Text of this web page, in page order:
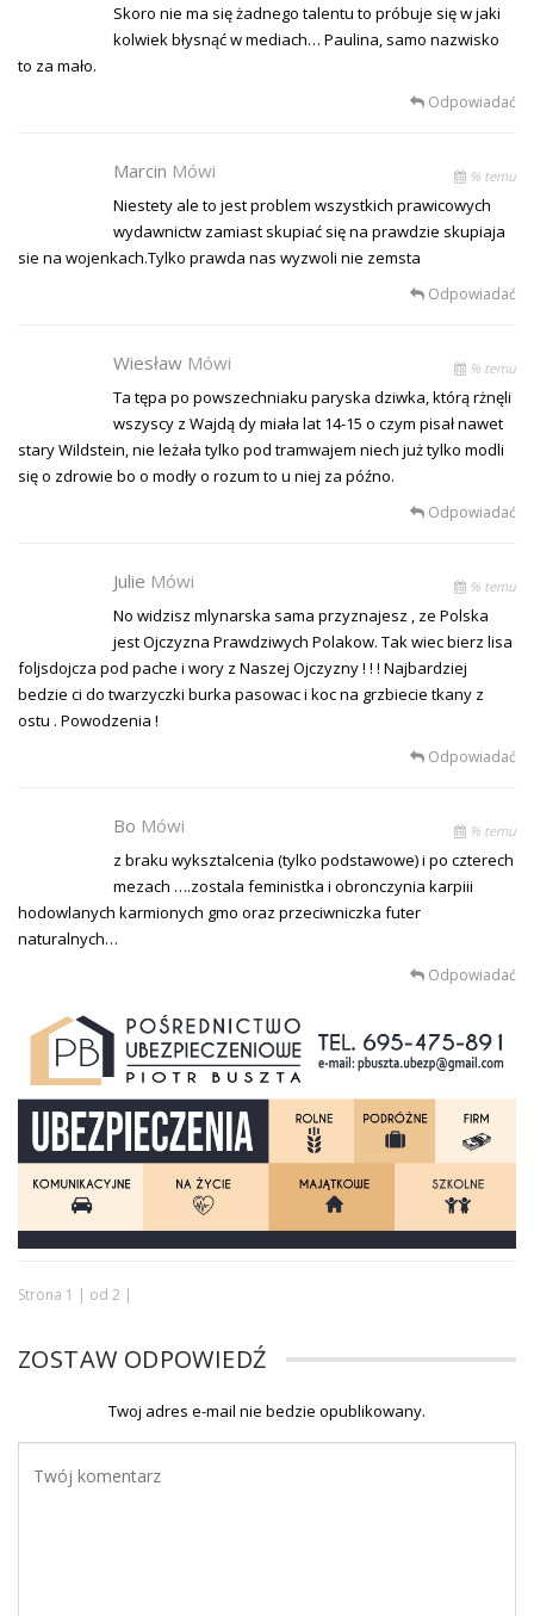
Skoro nie ma się żadnego talentu to próbuje się w jaki
kolwiek błysnąć w mediach… Paulina, samo nazwisko
to za mało.
Odpowiadać
Marcin Mówi % temu
Niestety ale to jest problem wszystkich prawicowych
wydawnictw zamiast skupiać się na prawdzie skupiaja
sie na wojenkach.Tylko prawda nas wyzwoli nie zemsta
Odpowiadać
Wiesław Mówi % temu
Ta tępa po powszechniaku paryska dziwka, którą rżnęli
wszyscy z Wajdą dy miała lat 14-15 o czym pisał nawet
stary Wildstein, nie leżała tylko pod tramwajem niech już tylko modli
się o zdrowie bo o modły o rozum to u niej za późno.
Odpowiadać
Julie Mówi % temu
No widzisz mlynarska sama przyznajesz , ze Polska
jest Ojczyzna Prawdziwych Polakow. Tak wiec bierz lisa
foljsdojcza pod pache i wory z Naszej Ojczyzny ! ! ! Najbardziej
bedzie ci do twarzyczki burka pasowac i koc na grzbiecie tkany z
ostu . Powodzenia !
Odpowiadać
Bo Mówi % temu
z braku wyksztalcenia (tylko podstawowe) i po czterech
mezach ….zostala feministka i obronczynia karpiii
hodowlanych karmionych gmo oraz przeciwniczka futer
naturalnych…
Odpowiadać
Strona 1 | od 2 |
ZOSTAW ODPOWIEDŹ
Twoj adres e-mail nie bedzie opublikowany.